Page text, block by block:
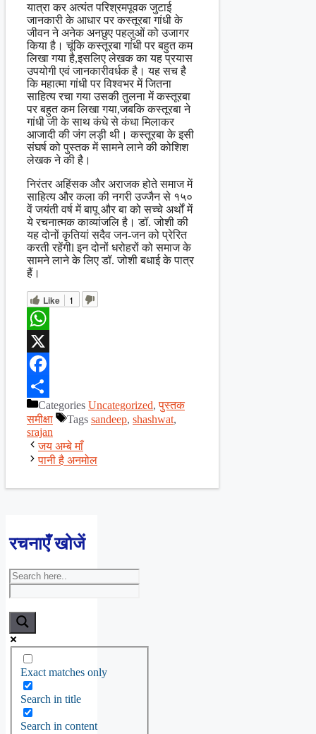
यात्रा कर अत्यंत परिश्रमपूवक जुटाई
जानकारी के आधार पर कस्तूरबा गांधी के
जीवन ने अनेक अनछुए पहलुओं को उजागर
किया है। चूंकि कस्तूरबा गांधी पर बहुत कम
लिखा गया है,इसलिए लेखक का यह प्रयास
उपयोगी एवं जानकारीवर्धक है। यह सच है
कि महात्मा गांधी पर विश्वभर में जितना
साहित्य रचा गया उसकी तुलना में कस्तूरबा
पर बहुत कम लिखा गया,जबकि कस्तूरबा ने
गांधी जी के साथ कंधे से कंधा मिलाकर
आजादी की जंग लड़ी थी। कस्तूरबा के इसी
संघर्ष को पुस्तक में सामने लाने की कोशिश
लेखक ने की है।
निरंतर अहिंसक और अराजक होते समाज में
साहित्य और कला की नगरी उज्जैन से १५०
वें जयंती वर्ष में बापू और बा को सच्चे अर्थों में
ये रचनात्मक काव्यांजलि है। डॉ. जोशी की
यह दोनों कृतियां सदैव जन-जन को प्रेरित
करती रहेंगीl इन दोनों धरोहरों को समाज के
सामने लाने के लिए डॉ. जोशी बधाई के पात्र
हैं।
Like 1
WhatsApp
X
Facebook
ShareCategories Uncategorized,पुस्तक
समीक्षा
Tags sandeep, shashwat,
srajan
जय अम्बे माँ
पानी है अनमोल
रचनाएँ खोजें
Exact matches only
Search in title
Search in content